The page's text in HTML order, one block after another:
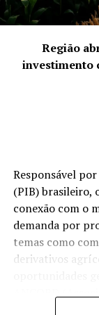
inovadora e sua
Instagram:
Contato: +55
mas,
enriquecedora.
‘mulher
ACIP Mulher.
Região
investimento
Responsável
(PIB) brasileiro,
conexão com o
demanda por
temas como
derivativos
Distribuidoras